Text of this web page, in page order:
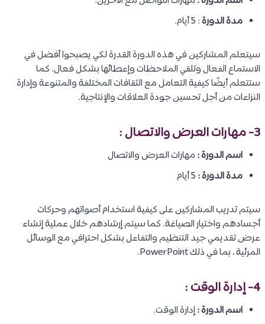
مدة الدورة: 5 أيام.
سيتعلم المشاركين في هذه الدورة القدرة لكي يصبحوا أفضل في
الاستماع الفعال وتلقي الملاحظات وإعطائها بشكل فعال. كما
ستتعلم أيضًا كيفية التعامل مع الثقافات المختلفة والمتنوعة وإدارة
النزاعات من أجل تحسين جودة العلاقات والإنتاجية.
3- مهارات العرض والاتصال :
اسم الدورة : مهارات العرض والاتصال
مدة الدورة :
سيتم تدريب المشاركين على كيفية استخدام أصواتهم وحركات
أجسادهم واختيار الصياغة. كما سيتم إرشادهم خلال عملية إنشاء
عرض تقديمي جيد التنظيم والتفاعل بشكل احترافي مع الوسائل
المرئية ، بما في ذلك PowerPoint.
4- إدارة الوقت :
اسم الدورة :إدارة الوقت.